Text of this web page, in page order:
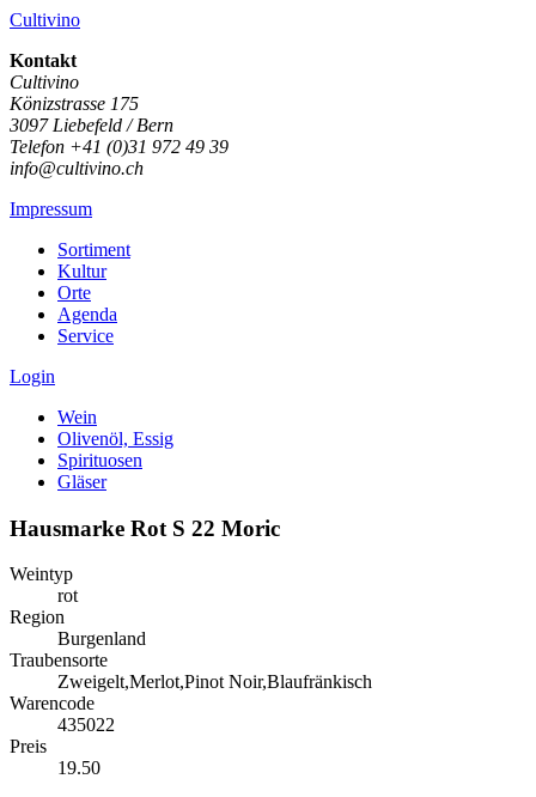
Cultivino
Kontakt
Cultivino
Könizstrasse 175
3097 Liebefeld / Bern
Telefon +41 (0)31 972 49 39
info@cultivino.ch
Impressum
Sortiment
Kultur
Orte
Agenda
Service
Login
Wein
Olivenöl, Essig
Spirituosen
Gläser
Hausmarke Rot S 22 Moric
Weintyp
rot
Region
Burgenland
Traubensorte
Zweigelt,Merlot,Pinot Noir,Blaufränkisch
Warencode
435022
Preis
19.50